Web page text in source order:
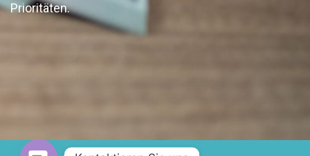
Prioritäten.